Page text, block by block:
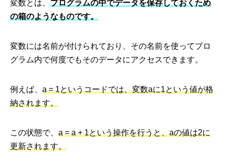
変数とは、 プログラムの中でデータを保存しておくため
の箱のようなものです。
変数には名前が付けられており、その名前を使ってプロ
グラム内で何度でもそのデータにアクセスできます。
例えば、 a = 1というコードでは、変数aに1という値が格
納されます。
この状態で、 a = a + 1という操作を行うと、aの値は2に
更新されます。